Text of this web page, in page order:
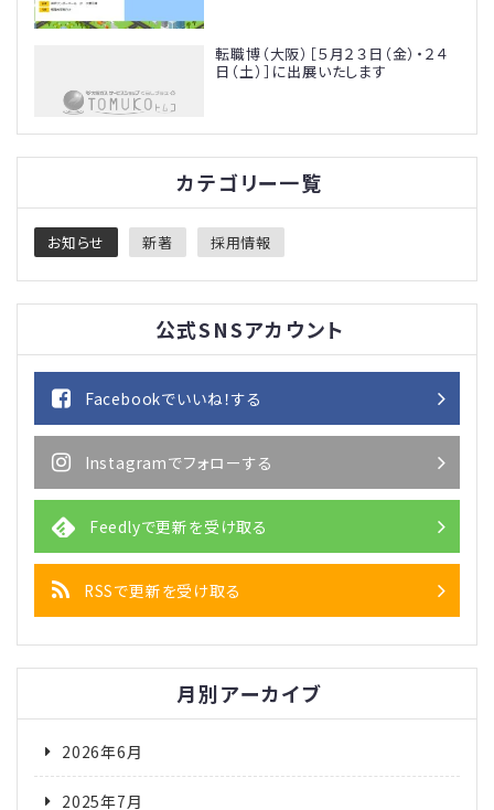
転職博（大阪）［５月２３日（金）・２４
日（土）］に出展いたします
カテゴリー一覧
お知らせ 新著 採用情報
公式SNSアカウント
Facebookでいいね！する
Instagramでフォローする
Feedlyで更新を受け取る
RSSで更新を受け取る
月別アーカイブ
2026年6月
2025年7月